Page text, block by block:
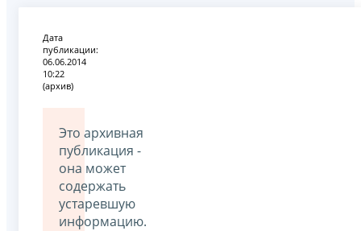
Дата
публикации:
06.06.2014
10:22
(архив)
Это архивная
публикация -
она может
содержать
устаревшую
информацию.